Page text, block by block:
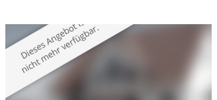
großzügige Räume und eine hochwertige Ausstattung, die
modernen Wohnkomfort mit einem stilvollen Ambiente
verbindet. Der […]